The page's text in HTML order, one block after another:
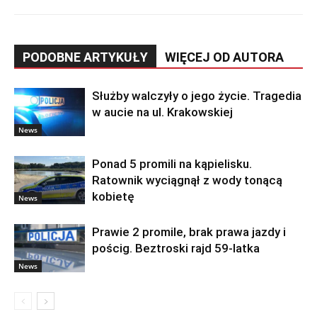
PODOBNE ARTYKUŁY WIĘCEJ OD AUTORA
News
Służby walczyły o jego życie. Tragedia
w aucie na ul. Krakowskiej
News
Ponad 5 promili na kąpielisku.
Ratownik wyciągnął z wody tonącą
kobietę
News
Prawie 2 promile, brak prawa jazdy i
pościg. Beztroski rajd 59-latka